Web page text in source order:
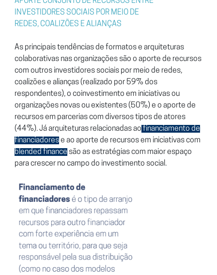
INVESTIDORES SOCIAIS POR MEIO DE
REDES, COALIZÕES E ALIANÇAS
As principais tendências de formatos e arquiteturas
colaborativas nas organizações são o aporte de recursos
com outros investidores sociais por meio de redes,
coalizões e alianças (realizado por 59% dos
respondentes), o coinvestimento em iniciativas ou
organizações novas ou existentes (50%) e o aporte de
recursos em parceriascom diversos tipos de atores
(44%). Já arquiteturas relacionadas ao financiamento de
financiadorese ao aporte de recursosem iniciativas com
blended finance são as estratégias com maiorespaço
para crescer no campo do investimento social.